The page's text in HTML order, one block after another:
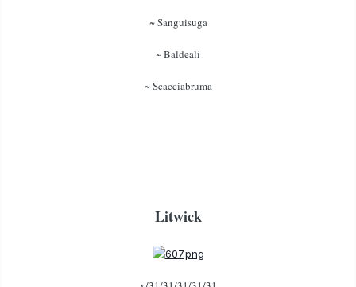
~ Sanguisuga
~ Baldeali
~ Scacciabruma
Litwick